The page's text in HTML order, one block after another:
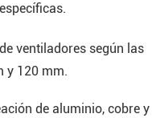
ventiladores según las
y 120 mm.
de aluminio, cobre y